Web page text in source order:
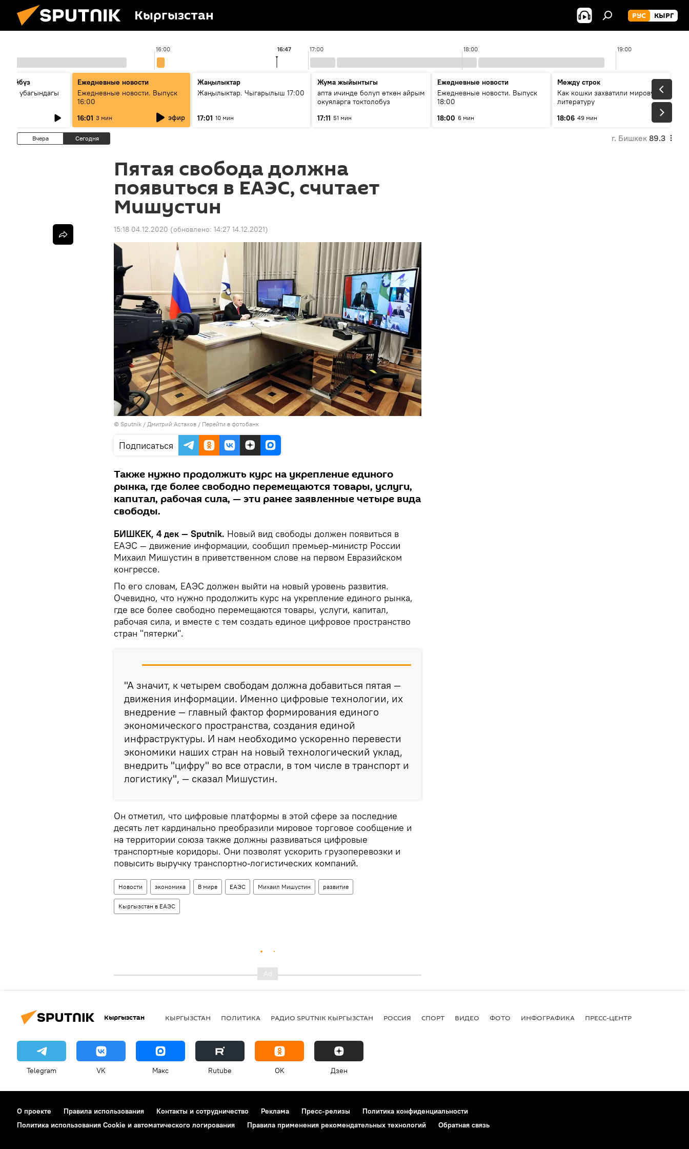
Кыргызстан РУС КЫРГ
16:00 17:00 18:00 19:00
16:47
өз убагындагы
Ежедневные новости
Ежедневные новости. Выпуск
16:00
16:01 3 мин эфир
Жаңылыктар
Жаңылыктар. Чыгарылыш 17:00
17:01 10 мин
Жума жыйынтыгы
апта ичинде болуп өткөн айрым
окуяларга токтолобуз
17:11 51 мин
Ежедневные новости
Ежедневные новости. Выпуск
18:00
18:00 6 мин
Между строк
Как кошки захватили мировую
литературу
18:06 49 мин
Вчера Сегодня г. Бишкек 89.3
Пятая свобода должна
появиться в ЕАЭС, считает
Мишустин
15:18 04.12.2020 (обновлено: 14:27 14.12.2021)
© Sputnik / Дмитрий Астахов / Перейти в фотобанк
Подписаться
Также нужно продолжить курс на укрепление единого
рынка, где более свободно перемещаются товары, услуги,
капитал, рабочая сила, — эти ранее заявленные четыре вида
свободы.
БИШКЕК, 4 дек — Sputnik. Новый вид свободы должен появиться в
ЕАЭС — движение информации, сообщил премьер-министр России
Михаил Мишустин в приветственном слове на первом Евразийском
конгрессе.
По его словам, ЕАЭС должен выйти на новый уровень развития.
Очевидно, что нужно продолжить курс на укрепление единого рынка,
где все более свободно перемещаются товары, услуги, капитал,
рабочая сила, и вместе с тем создать единое цифровое пространство
стран "пятерки".
"А значит, к четырем свободам должна добавиться пятая —
движения информации. Именно цифровые технологии, их
внедрение — главный фактор формирования единого
экономического пространства, создания единой
инфраструктуры. И нам необходимо ускоренно перевести
экономики наших стран на новый технологический уклад,
внедрить "цифру" во все отрасли, в том числе в транспорт и
логистику", — сказал Мишустин.
Он отметил, что цифровые платформы в этой сфере за последние
десять лет кардинально преобразили мировое торговое сообщение и
на территории союза также должны развиваться цифровые
транспортные коридоры. Они позволят ускорить грузоперевозки и
повысить выручку транспортно-логистических компаний.
Новости экономика В мире ЕАЭС Михаил Мишустин развитие
Кыргызстан в ЕАЭС
Кыргызстан КЫРГЫЗСТАН ПОЛИТИКА РАДИО SPUTNIK КЫРГЫЗСТАН РОССИЯ СПОРТ ВИДЕО ФОТО ИНФОГРАФИКА ПРЕСС-ЦЕНТР
Telegram VK Макс Rutube OK Дзен
О проекте Правила использования Контакты и сотрудничество Реклама Пресс-релизы
Политика конфиденциальности
Политика использования Cookie и автоматического логирования
Правила применения рекомендательных технологий Обратная связь